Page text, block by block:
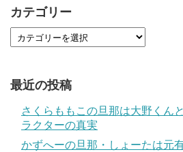
カテゴリー
最近の投稿
さくらももこの旦那は大野くん
ラクターの真実
かずへーの旦那・しょーたは元